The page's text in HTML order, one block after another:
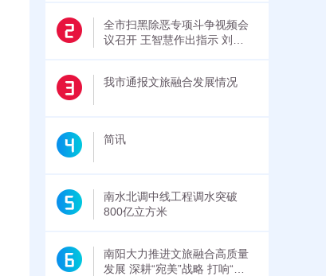
全市扫黑除恶专项斗争视频会
议召开 王智慧作出指示 刘大
我市通报文旅融合发展情况
简讯
南水北调中线工程调水突破
800亿立方米
南阳大力推进文旅融合高质量
发展 深耕“宛美”战略 打响“三